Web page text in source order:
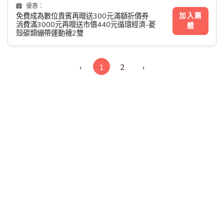
優惠：
免費成為數位貴賓再贈送300元滿額折價券
消費滿3000元再贈送市價440元循環經濟-菱
殼碳類繃帶運動襪2雙
加入團
體
‹ 1 2 ›